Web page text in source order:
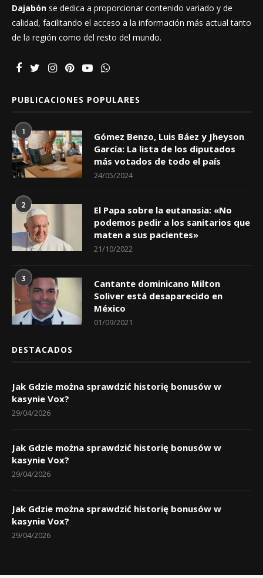
Dajabón se dedica a proporcionar contenido variado y de
calidad, facilitando el acceso a la información más actual tanto
de la región como del resto del mundo.
PUBLICACIONES POPULARES
1
Gómez Benzo, Luis Báez y Jheyson
García: La lista de los diputados
más votados de todo el país
24/05/2024
2
El Papa sobre la eutanasia: «No
podemos pedir a los sanitarios que
maten a sus pacientes»
21/10/2022
3
Cantante dominicano Milton
Soliver está desaparecido en
México
01/09/2021
DESTACADOS
Jak Gdzie można sprawdzić historię bonusów w
kasynie Vox?
29/04/2026
Jak Gdzie można sprawdzić historię bonusów w
kasynie Vox?
29/04/2026
Jak Gdzie można sprawdzić historię bonusów w
kasynie Vox?
29/04/2026